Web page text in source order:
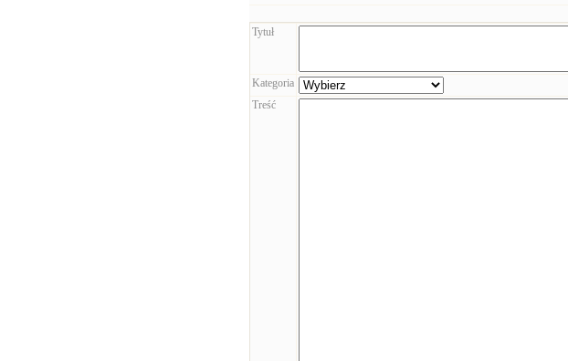
Tytuł
Kategoria
Treść